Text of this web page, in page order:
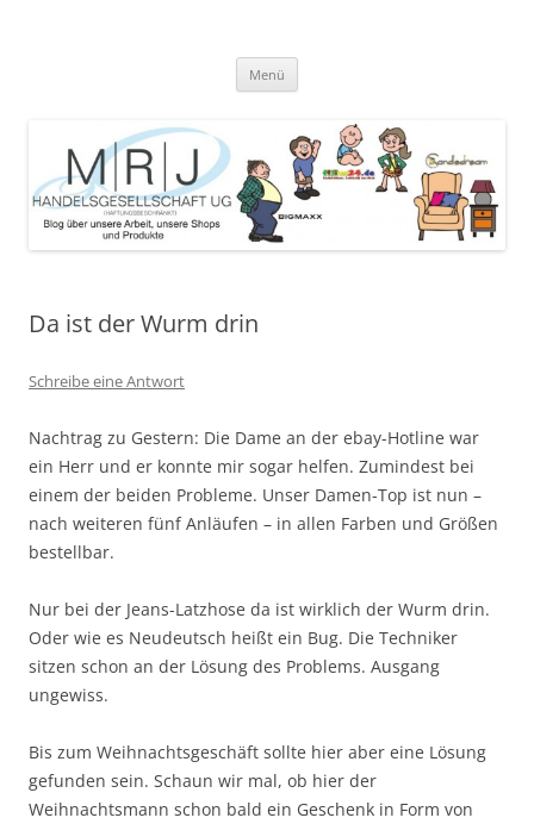
angebotene Produkte
Menü
Da ist der Wurm drin
Schreibe eine Antwort
Nachtrag zu Gestern: Die Dame an der ebay-Hotline war
ein Herr und er konnte mir sogar helfen. Zumindest bei
einem der beiden Probleme. Unser Damen-Top ist nun –
nach weiteren fünf Anläufen – in allen Farben und Größen
bestellbar.
Nur bei der Jeans-Latzhose da ist wirklich der Wurm drin.
Oder wie es Neudeutsch heißt ein Bug. Die Techniker
sitzen schon an der Lösung des Problems. Ausgang
ungewiss.
Bis zum Weihnachtsgeschäft sollte hier aber eine Lösung
gefunden sein. Schaun wir mal, ob hier der
Weihnachtsmann schon bald ein Geschenk in Form von